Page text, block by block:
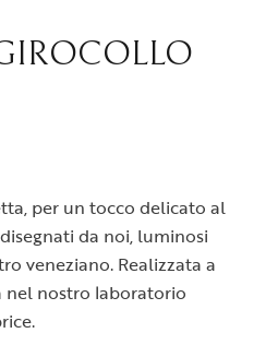
per un tocco delicato al
da noi, luminosi
veneziano. Realizzata a
nel nostro laboratorio